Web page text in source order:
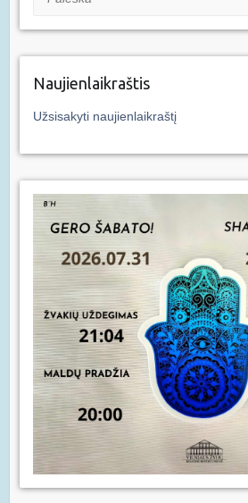
Naujienlaikraštis
Užsisakyti naujienlaikraštį